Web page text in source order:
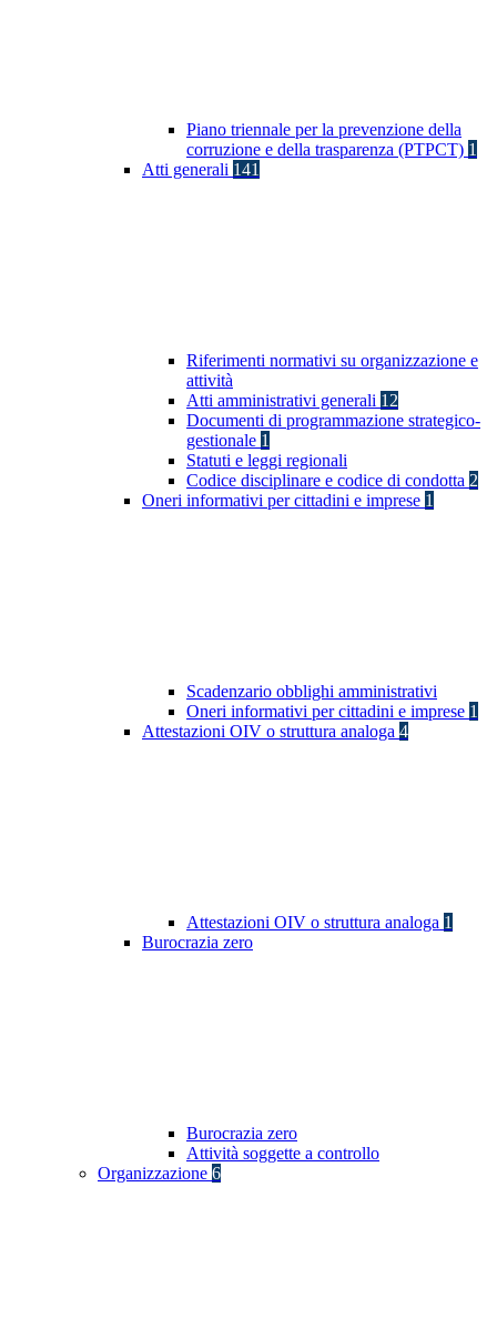
Piano triennale per la prevenzione della
corruzione e della trasparenza (PTPCT) 1
Atti generali 141
Riferimenti normativi su organizzazione e
attività
Atti amministrativi generali 12
Documenti di programmazione strategico-
gestionale 1
Statuti e leggi regionali
Codice disciplinare e codice di condotta 2
Oneri informativi per cittadini e imprese 1
Scadenzario obblighi amministrativi
Oneri informativi per cittadini e imprese 1
Attestazioni OIV o struttura analoga 4
Attestazioni OIV o struttura analoga 1
Burocrazia zero
Burocrazia zero
Attività soggette a controllo
Organizzazione 6